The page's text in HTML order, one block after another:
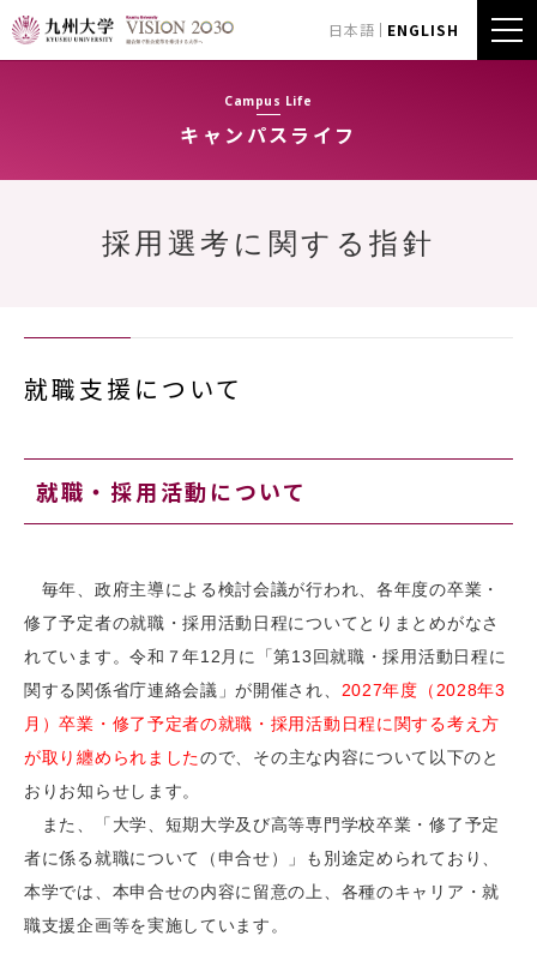
日本語 ENGLISH
Campus Life
キャンパスライフ
採用選考に関する指針
就職支援について
就職・採用活動について
毎年、政府主導による検討会議が行われ、各年度の卒業・
修了予定者の就職・採用活動日程についてとりまとめがなさ
れています。令和７年12月に「第13回就職・採用活動日程に
関する関係省庁連絡会議」が開催され、 2027年度（2028年3
月）卒業・修了予定者の就職・採用活動日程に関する考え方
が取り纏められましたので、その主な内容について以下のと
おりお知らせします。
また、「大学、短期大学及び高等専門学校卒業・修了予定
者に係る就職について（申合せ）」も別途定められており、
本学では、本申合せの内容に留意の上、各種のキャリア・就
職支援企画等を実施しています。